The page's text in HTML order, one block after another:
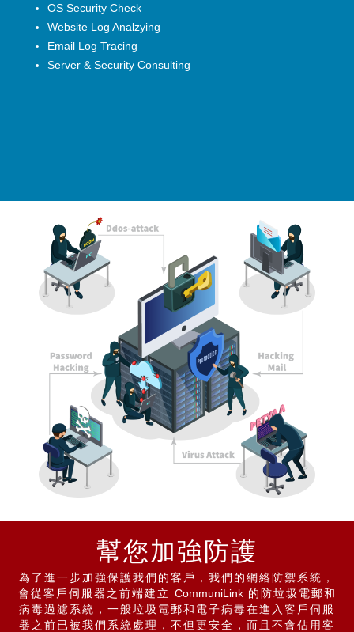
OS Security Check
Website Log Analzying
Email Log Tracing
Server & Security Consulting
幫您加強防護
為了進一步加強保護我們的客戶，我們的網絡防禦系統，
會從客戶伺服器之前端建立 CommuniLink的防垃圾電郵和
病毒過濾系統，一般垃圾電郵和電子病毒在進入客戶伺服
器之前已被我們系統處理，不但更安全，而且不會佔用客